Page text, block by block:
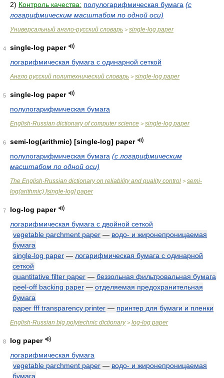
2) Контроль качества: полулогарифмическая бумага (с
логарифмическим масштабом по одной оси)
Универсальный англо-русский словарь > single-log paper
4
single-log paper
логарифмическая бумага с одинарной сеткой
Англо русский политехнический словарь > single-log paper
5
single-log paper
полулогарифмическая бумага
English-Russian dictionary of computer science > single-log paper
6
semi-log(arithmic) [single-log] paper
полулогарифмическая бумага (с логарифмическим
масштабом по одной оси)
The English-Russian dictionary on reliability and quality control > semi-
log(arithmic) [single-log] paper
7
log-log paper
логарифмическая бумага с двойной сеткой
vegetable parchment paper — водо- и жиронепроницаемая
бумага
single-log paper — логарифмическая бумага с одинарной
сеткой
quantitative filter paper — беззольная фильтровальная бумага
peel-off backing paper — отделяемая предохранительная
бумага
paper fff transparency printer — принтер для бумаги и пленки
English-Russian big polytechnic dictionary> log-log paper
8
log paper
логарифмическая бумага
vegetable parchment paper — водо- и жиронепроницаемая
бумага